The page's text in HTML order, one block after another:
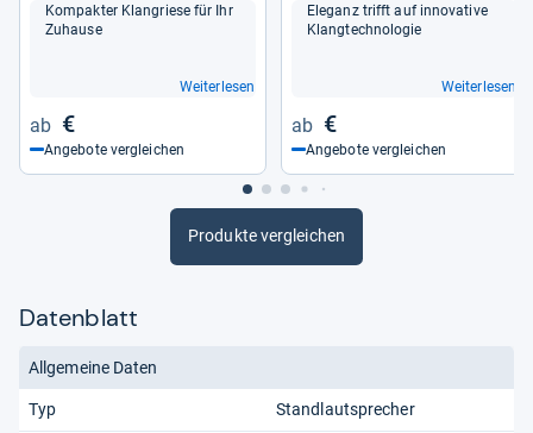
Kom­pak­ter Klangriese für Ihr
Zuhause
Weiterlesen
€
Angebote vergleichen
Ele­ganz trifft auf inno­va­tive
Klang­tech­no­lo­gie
Weiterlesen
€
Angebote vergleichen
Produkte vergleichen
Datenblatt
Allgemeine Daten
Typ Standlautsprecher